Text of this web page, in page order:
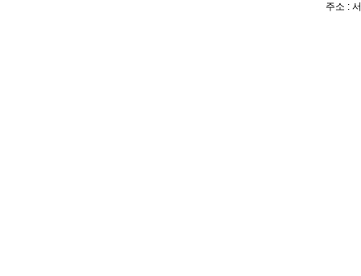
주소 :